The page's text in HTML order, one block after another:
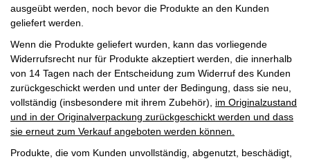
ausgeübt werden, noch bevor die Produkte an den Kunden
geliefert werden.
Wenn die Produkte geliefert wurden, kann das vorliegende
Widerrufsrecht nur für Produkte akzeptiert werden, die innerhalb
von 14 Tagen nach der Entscheidung zum Widerruf des Kunden
zurückgeschickt werden und unter der Bedingung, dass sie neu,
vollständig (insbesondere mit ihrem Zubehör), im Originalzustand
und in der Originalverpackung zurückgeschickt werden und dass
sie erneut zum Verkauf angeboten werden können.
Produkte, die vom Kunden unvollständig, abgenutzt, beschädigt,